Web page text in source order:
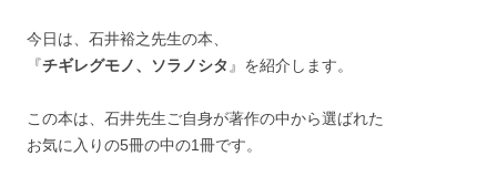
今日は、石井裕之先生の本、
『チギレグモノ、ソラノシタ 』を紹介します。
この本は、石井先生ご自身が著作の中から選ばれた
お気に入りの5冊の中の1冊です。